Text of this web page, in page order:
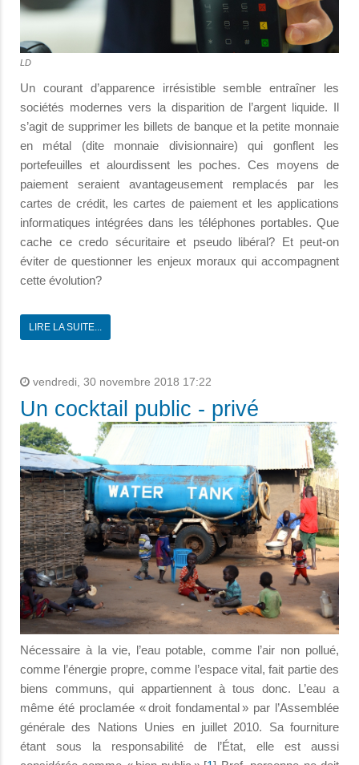
LD
Un courant d’apparence irrésistible semble entraîner les
sociétés modernes vers la disparition de l’argent liquide. Il
s’agit de supprimer les billets de banque et la petite monnaie
en métal (dite monnaie divisionnaire) qui gonflent les
portefeuilles et alourdissent les poches. Ces moyens de
paiement seraient avantageusement remplacés par les
cartes de crédit, les cartes de paiement et les applications
informatiques intégrées dans les téléphones portables. Que
cache ce credo sécuritaire et pseudo libéral? Et peut-on
éviter de questionner les enjeux moraux qui accompagnent
cette évolution?
LIRE LA SUITE...
vendredi, 30 novembre 2018 17:22
Un cocktail public - privé
Nécessaire à la vie, l’eau potable, comme l’air non pollué,
comme l’énergie propre, comme l’espace vital, fait partie des
biens communs, qui appartiennent à tous donc. L’eau a
même été proclamée « droit fondamental » par l’Assemblée
générale des Nations Unies en juillet 2010. Sa fourniture
étant sous la responsabilité de l’État, elle est aussi